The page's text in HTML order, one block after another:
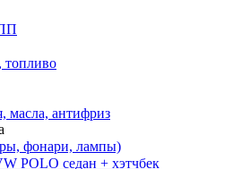
топливо
масла, антифриз
фонари, лампы)
POLO седан + хэтчбек